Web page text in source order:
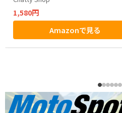
1,580円
Amazonで見る